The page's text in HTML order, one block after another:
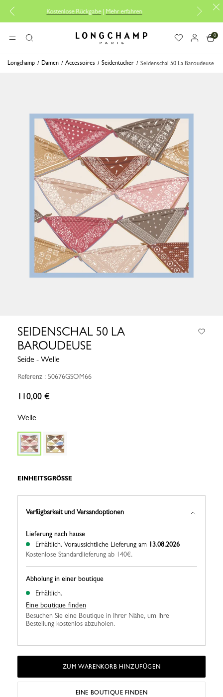
Kostenlose Rückgabe|Mehr erfahren
MENÜSuche Longchamp - Home
0
Longchamp Damen Accessoires Seidentücher Seidenschal 50 La Baroudeuse
SEIDENSCHAL 50 LA
BAROUDEUSE
Seide - Welle
Referenz : 50676GSOM66
110,00 €
Welle
EINHEITSGRÖSSE
Verfügbarkeit und Versandoptionen
Abholung in einer boutique
Erhältlich.
Eine boutique finden
Besuchen Sie eine Boutique in Ihrer Nähe, um Ihre
Bestellung kostenlos abzuholen.
Lieferung nach hause
Erhältlich. Voraussichtliche Lieferung am 13.08.2026
Kostenlose Standardlieferung ab 140€.
ZUM WARENKORB HINZUFÜGEN
EINE BOUTIQUE FINDEN